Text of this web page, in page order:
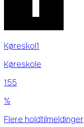
Køreskol1
Køreskole
155
%
Flere holdtilmeldinger